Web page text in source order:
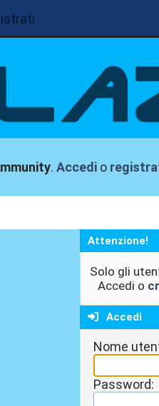
.Accedi o
Attenzione!
Solo gli
Accedi o
Accedi
Nome
Password: